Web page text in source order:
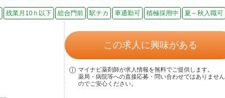
残業月10ｈ以下 総合門前 駅チカ 車通勤可 積極採用中 夏～秋入職可
この求人に興味がある
マイナビ薬剤師が求人情報を無料でご提供します。
薬局・病院等への直接応募・問い合わせではありません
のでご安心ください。